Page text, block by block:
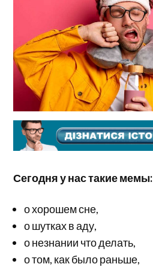
Сегодня у нас такие мемы:
о хорошем сне,
о шутках в аду,
о незнании что делать,
о том, как было раньше,